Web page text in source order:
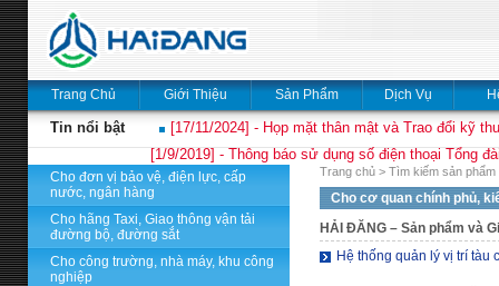
Trang Chủ Giới Thiệu Sản Phẩm Dịch Vụ
Tin nổi bật
[17/11/2024] - Họp mặt thân mật và Trao đổi kỹ
[1/9/2019] - Thông báo sử dụng số điện thoại Tổng
Cho đơn vị bảo vệ, điện lực, cấp
nước, ngân hàng
Cho hãng Taxi, Giao thông vận tải
đường bộ, đường sắt
Cho công trường, nhà máy, khu công
nghiệp
Trang chủ > Tìm kiếm sản phẩm
Cho cơ quan chính phủ,
HẢI ĐĂNG – Sản phẩm và
Hệ thống quản lý vị trí tàu